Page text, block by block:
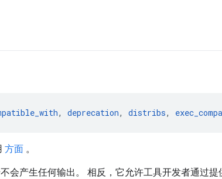
, deprecation, distribs,
方面 。
会产生任何输出。 相反，它允许工具开发者通过提